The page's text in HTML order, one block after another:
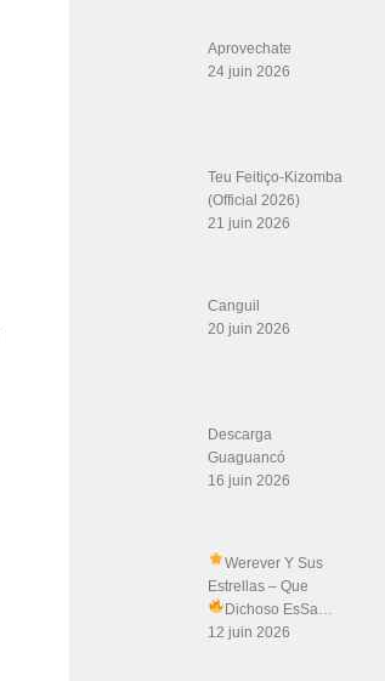
Aprovechate
24 juin 2026
Teu Feitiço-Kizomba
(Official 2026)
21 juin 2026
Canguil
20 juin 2026
Descarga
Guaguancó
16 juin 2026
Werever Y Sus
Estrellas – Que
Dichoso EsSa…
12 juin 2026